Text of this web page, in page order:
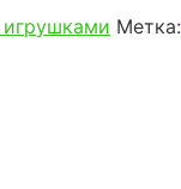
Метка: